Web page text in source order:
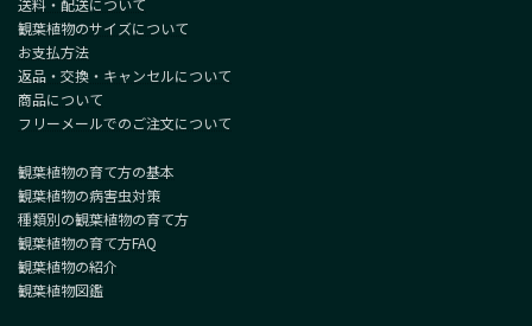
送料・配送について
観葉植物のサイズについて
お支払方法
返品・交換・キャンセルについて
商品について
フリーメールでのご注文について
観葉植物の育て方の基本
観葉植物の病害虫対策
種類別の観葉植物の育て方
観葉植物の育て方FAQ
観葉植物の紹介
観葉植物図鑑